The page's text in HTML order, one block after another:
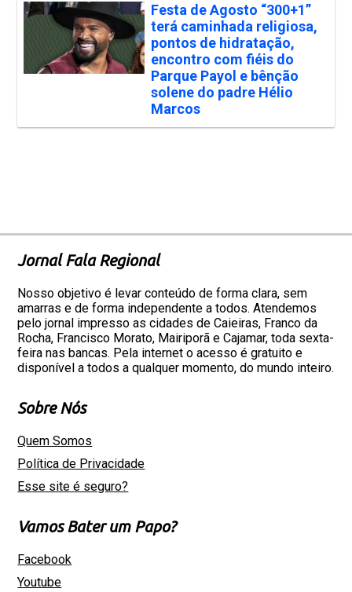
Festa de Agosto “300+1”
terá caminhada religiosa,
pontos de hidratação,
encontro com fiéis do
Parque Payol e bênção
solene do padre Hélio
Marcos
Jornal Fala Regional
Nosso objetivo é levar conteúdo de forma clara, sem
amarras e de forma independente a todos. Atendemos
pelo jornal impresso as cidades de Caieiras, Franco da
Rocha, Francisco Morato, Mairiporã e Cajamar, toda sexta-
feira nas bancas. Pela internet o acesso é gratuito e
disponível a todos a qualquer momento, do mundo inteiro.
Sobre Nós
Quem Somos
Política de Privacidade
Esse site é seguro?
Vamos Bater um Papo?
Facebook
Youtube